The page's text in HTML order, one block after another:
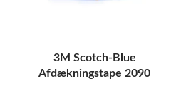
3M Scotch-Blue
Afdækningstape 2090